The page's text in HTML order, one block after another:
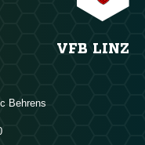
VFB LINZ
